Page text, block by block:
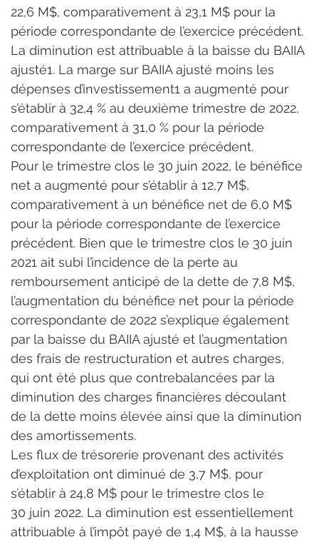
22,6 M$, comparativement à 23,1 M$ pour la
période correspondante de l’exercice précédent.
La diminution est attribuable à la baisse du BAIIA
ajusté1. La marge sur BAIIA ajusté moins les
dépenses d’investissement1 a augmenté pour
s’établir à 32,4 % au deuxième trimestre de 2022,
comparativement à 31,0 % pour la période
correspondante de l’exercice précédent.
Pour le trimestre clos le 30 juin 2022, le bénéfice
net a augmenté pour s’établir à 12,7 M$,
comparativement à un bénéfice net de 6,0 M$
pour la période correspondante de l’exercice
précédent. Bien que le trimestre clos le 30 juin
2021 ait subi l’incidence de la perte au
remboursement anticipé de la dette de 7,8 M$,
l’augmentation du bénéfice net pour la période
correspondante de 2022 s’explique également
par la baisse du BAIIA ajusté et l’augmentation
des frais de restructuration et autres charges,
qui ont été plus que contrebalancées par la
diminution des charges financières découlant
de la dette moins élevée ainsi que la diminution
des amortissements.
Les flux de trésorerie provenant des activités
d’exploitation ont diminué de 3,7 M$, pour
s’établir à 24,8 M$ pour le trimestre clos le
30 juin 2022. La diminution est essentiellement
attribuable à l’impôt payé de 1,4 M$, à la hausse